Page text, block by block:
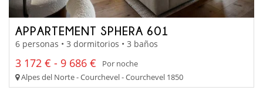
APPARTEMENT SPHERA 601
6 personas • 3 dormitorios • 3 baños
3 172 € - 9 686 €
Por noche
Alpes del Norte - Courchevel - Courchevel 1850